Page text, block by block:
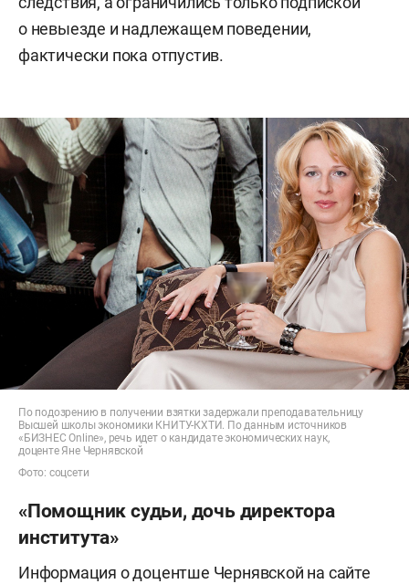
о невыезде и надлежащем поведении,
фактически пока отпустив.
По подозрению в получении взятки задержали преподавательницу
Высшей школы экономики КНИТУ-КХТИ. По данным источников
«БИЗНЕС Online», речь идет о кандидате экономических наук,
доценте Яне Чернявской
Фото: соцсети
«Помощник судьи, дочь директора
института»
Информация о доцентше Чернявской на сайте